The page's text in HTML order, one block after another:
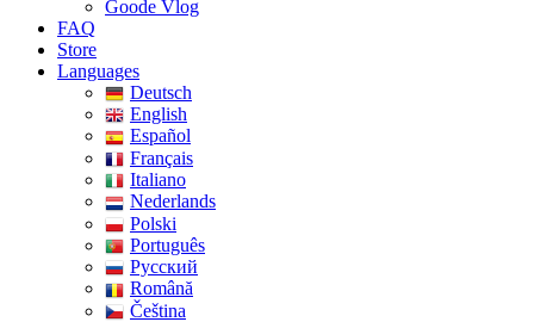
Goode Vlog
FAQ
Store
Languages
Deutsch
English
Español
Français
Italiano
Nederlands
Polski
Português
Pусский
Română
Čeština